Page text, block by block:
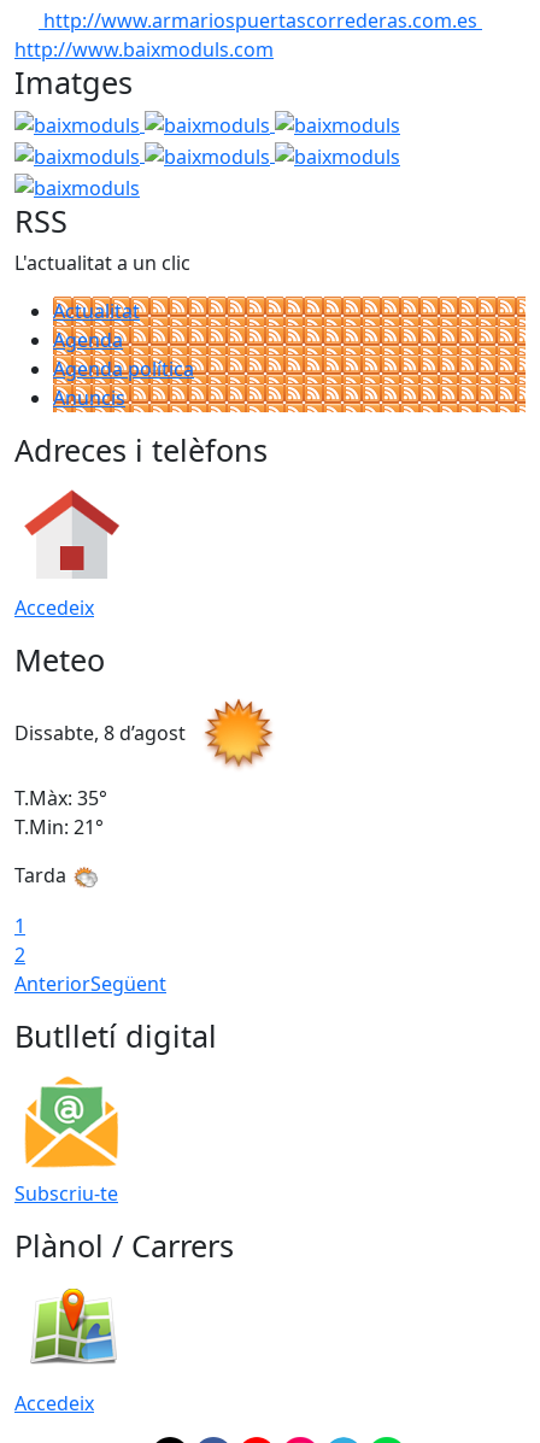
http://www.armariospuertascorrederas.com.es
http://www.baixmoduls.com
Imatges
baixmoduls baixmoduls baixmoduls
baixmoduls
baixmoduls
RSS
L'actualitat a un clic
Actualitat
Agenda
Agenda política
Anuncis
Adreces i telèfons
Accedeix
Meteo
Dissabte, 8 d’agost
T.Màx: 35°
T.Min: 21°
Tarda
1
2
AnteriorSegüent
Butlletí digital
Subscriu-te
Plànol / Carrers
Accedeix